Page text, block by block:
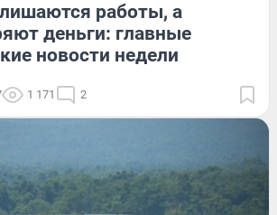
работы, а
деньги: главные
новости недели
1 171 2